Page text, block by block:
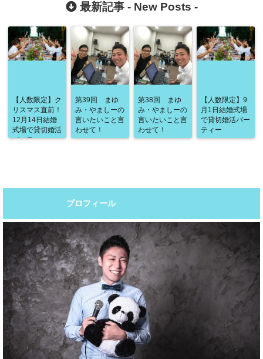
最新記事 - New Posts -
【人数限定】ク
リスマス直前！
12月14日結婚
式場で貸切婚活
パーティー
第39回 まゆ
み・やましーの
言いたいこと言
わせて！
第38回 まゆ
み・やましーの
言いたいこと言
わせて！
【人数限定】9
月1日結婚式場
で貸切婚活パー
ティー
プロフィール